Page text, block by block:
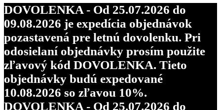
DOVOLENKA - Od 25.07.2026 do
09.08.2026 je expedícia objednávok
pozastavená pre letnú dovolenku. Pri
odosielaní objednávky prosím použite
zľavový kód DOVOLENKA. Tieto
objednávky budú expedované
10.08.2026 so zľavou 10%.
DOVOLENKA - Od 25.07.2026 do